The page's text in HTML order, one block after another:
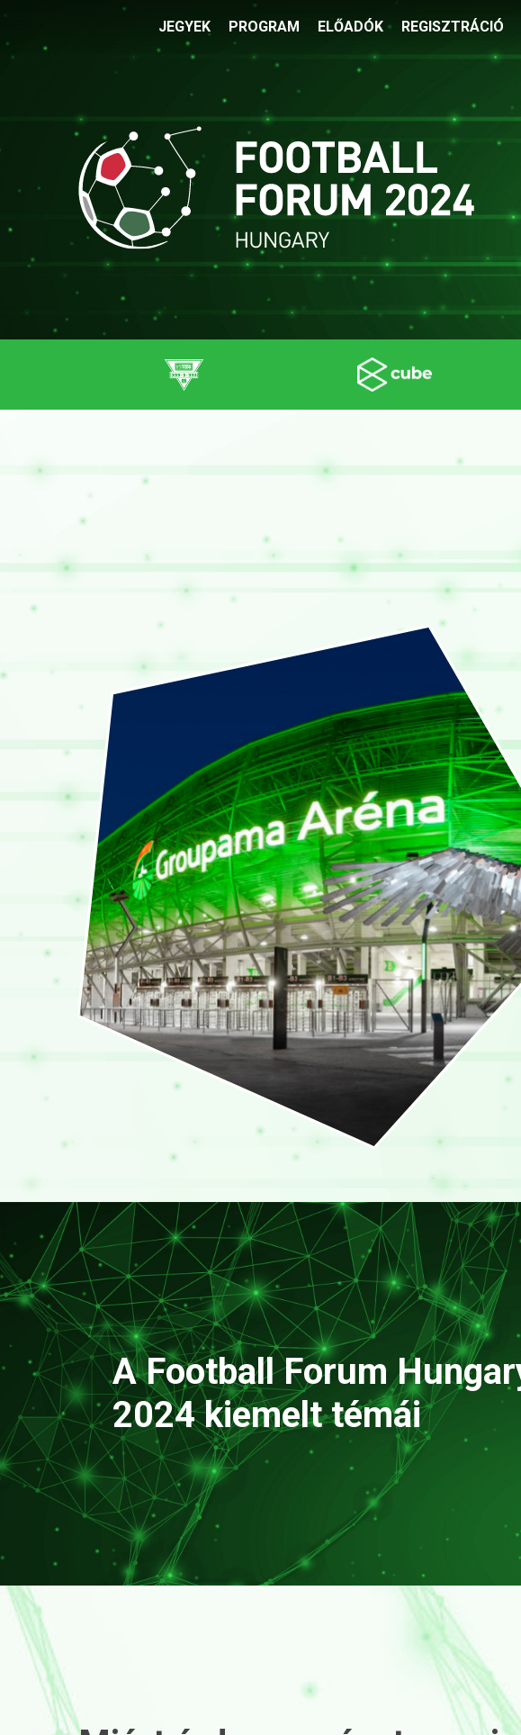
JEGYEK PROGRAM ELŐADÓK REGISZTRÁCIÓ
A Football Forum
2024 kiemelt témái